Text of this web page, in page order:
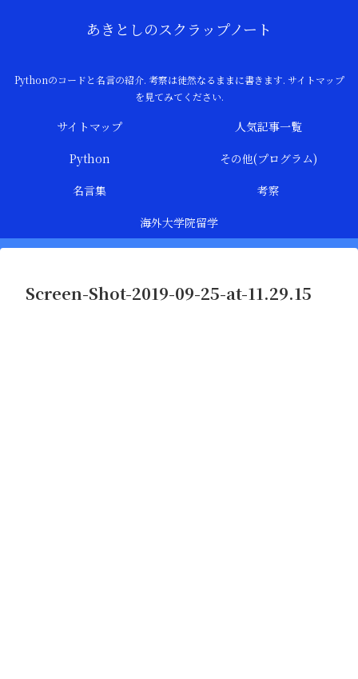
あきとしのスクラップノート
Pythonのコードと名言の紹介. 考察は徒然なるままに書きます. サイトマップ
を見てみてください.
サイトマップ
人気記事一覧
Python
その他(プログラム)
名言集
考察
海外大学院留学
Screen-Shot-2019-09-25-at-11.29.15